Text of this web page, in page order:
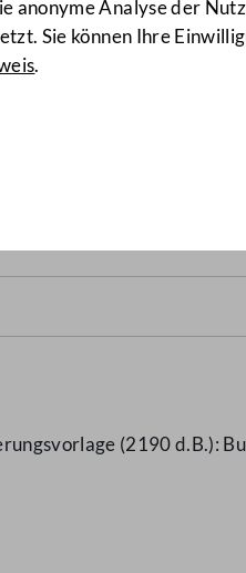
anonyme Analyse der
Sie können Ihre
.
(2190 d.B.):